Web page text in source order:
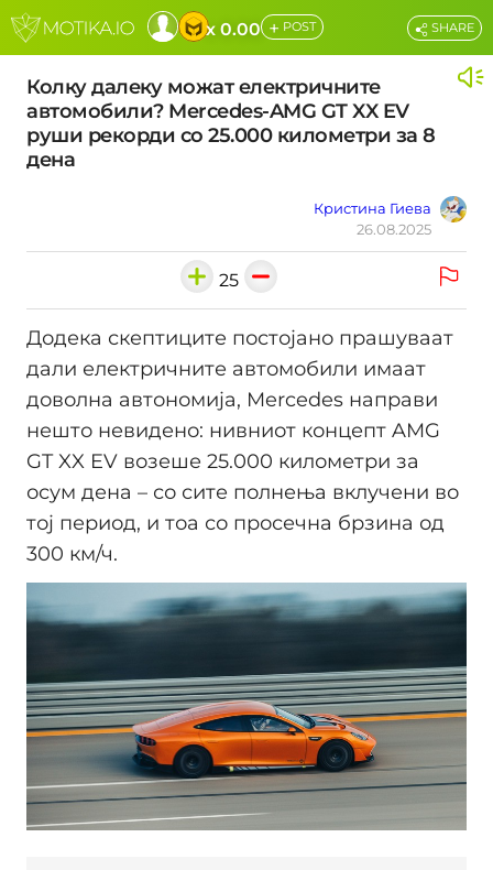
x 0.00 + POST
Колку далеку можат електричните
автомобили? Mercedes-AMG GT XX EV
руши рекорди со 25.000 километри за 8
дена
Кристина Гиева
26.08.2025
SHARE
25
Додека скептиците постојано прашуваат
дали електричните автомобили имаат
доволна автономија, Mercedes направи
нешто невидено: нивниот концепт AMG
GT XX EV возеше 25.000 километри за
осум дена – со сите полнења вклучени во
тој период, и тоа со просечна брзина од
300 км/ч.